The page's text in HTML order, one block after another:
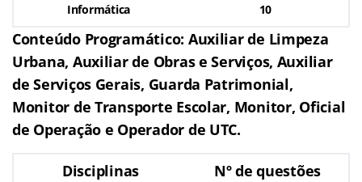
Informática
10
Conteúdo Programático: Auxiliar de Limpeza
Urbana, Auxiliar de Obras e Serviços, Auxiliar
de Serviços Gerais, Guarda Patrimonial,
Monitor de Transporte Escolar, Monitor, Oficial
de Operação e Operador de UTC.
Disciplinas Nº de questões